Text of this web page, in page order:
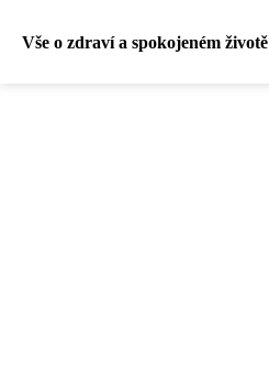
Vše o zdraví a spokojeném životě